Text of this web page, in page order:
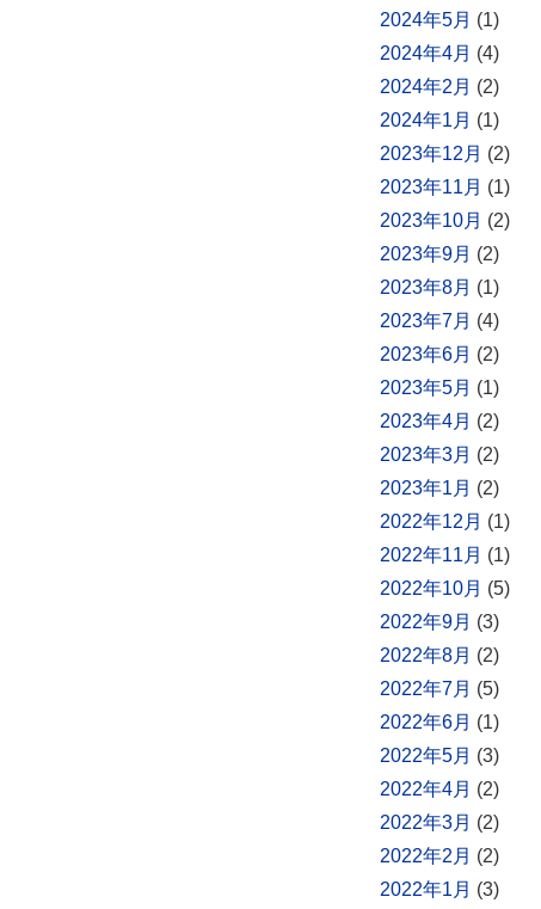
2024年5月 (1)
2024年4月 (4)
2024年2月 (2)
2024年1月 (1)
2023年12月 (2)
2023年11月 (1)
2023年10月 (2)
2023年9月 (2)
2023年8月 (1)
2023年7月 (4)
2023年6月 (2)
2023年5月 (1)
2023年4月 (2)
2023年3月 (2)
2023年1月 (2)
2022年12月 (1)
2022年11月 (1)
2022年10月 (5)
2022年9月 (3)
2022年8月 (2)
2022年7月 (5)
2022年6月 (1)
2022年5月 (3)
2022年4月 (2)
2022年3月 (2)
2022年2月 (2)
2022年1月 (3)